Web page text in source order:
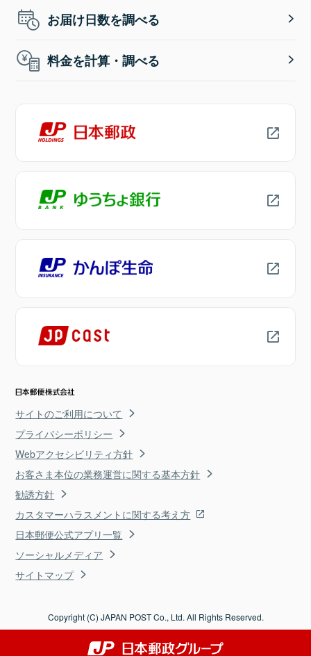
お届け日数を調べる
料金を計算・調べる
サイトのご利用について
プライバシーポリシー
Webアクセシビリティ方針
お客さま本位の業務運営に関する基本方針
勧誘方針
カスタマーハラスメントに関する考え方
日本郵便公式アプリ一覧
ソーシャルメディア
サイトマップ
Copyright (C) JAPAN POST Co., Ltd. All Rights Reserved.